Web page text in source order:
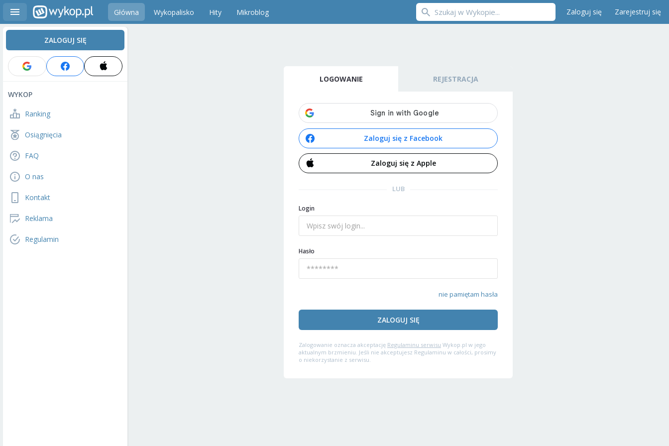
Główna Wykopalisko Hity Mikroblog Zaloguj się Zarejestruj się
ZALOGUJ SIĘ
WYKOP
Ranking
Osiągnięcia
FAQ
O nas
Kontakt
Reklama
Regulamin
LOGOWANIE REJESTRACJA
Zaloguj się z Facebook
Zaloguj się z Apple
LUB
Login
Hasło
nie pamiętam hasła
ZALOGUJ SIĘ
Zalogowanie oznacza akceptację Regulaminu serwisu Wykop.pl w jego
aktualnym brzmieniu. Jeśli nie akceptujesz Regulaminu w całości, prosimy
o niekorzystanie z serwisu.